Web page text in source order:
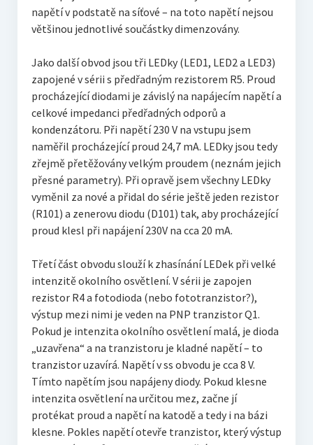
napětí v podstatě na síťové – na toto napětí nejsou
většinou jednotlivé součástky dimenzovány.
Jako další obvod jsou tři LEDky (LED1, LED2 a LED3)
zapojené v sérii s předřadným rezistorem R5. Proud
procházející diodami je závislý na napájecím napětí a
celkové impedanci předřadných odporů a
kondenzátoru. Při napětí 230 V na vstupu jsem
naměřil procházející proud 24,7 mA. LEDky jsou tedy
zřejmě přetěžovány velkým proudem (neznám jejich
přesné parametry). Při opravě jsem všechny LEDky
vyměnil za nové a přidal do série ještě jeden rezistor
(R101) a zenerovu diodu (D101) tak, aby procházející
proud klesl při napájení 230V na cca 20 mA.
Třetí část obvodu slouží k zhasínání LEDek při velké
intenzitě okolního osvětlení. V sérii je zapojen
rezistor R4 a fotodioda (nebo fototranzistor?),
výstup mezi nimi je veden na PNP tranzistor Q1.
Pokud je intenzita okolního osvětlení malá, je dioda
„uzavřena“ a na tranzistoru je kladné napětí – to
tranzistor uzavírá. Napětí v ss obvodu je cca 8 V.
Tímto napětím jsou napájeny diody. Pokud klesne
intenzita osvětlení na určitou mez, začne jí
protékat proud a napětí na katodě a tedy i na bázi
klesne. Pokles napětí otevře tranzistor, který výstup